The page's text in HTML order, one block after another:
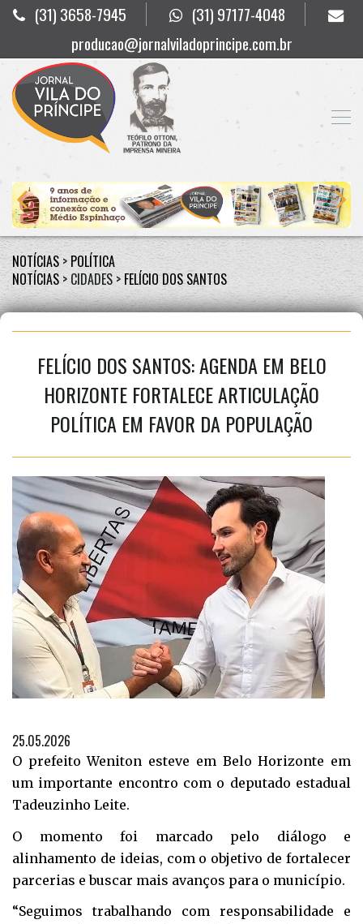
(31) 3658-7945
(31) 97177-4048
producao@jornalviladoprincipe.com.br
NOTÍCIAS > POLÍTICA
NOTÍCIAS > CIDADES > FELÍCIO DOS SANTOS
FELÍCIO DOS SANTOS: AGENDA EM BELO
HORIZONTE FORTALECE ARTICULAÇÃO
POLÍTICA EM FAVOR DA POPULAÇÃO
25.05.2026
O prefeito Weniton esteve em Belo Horizonte em
um importante encontro com o deputado estadual
Tadeuzinho Leite.
O momento foi marcado pelo diálogo e
alinhamento de ideias, com o objetivo de fortalecer
parcerias e buscar mais avanços para o município.
“Seguimos trabalhando com responsabilidade e